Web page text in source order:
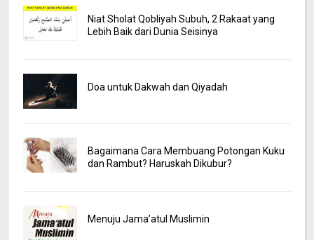
Niat Sholat Qobliyah Subuh, 2 Rakaat yang
Lebih Baik dari Dunia Seisinya
Doa untuk Dakwah dan Qiyadah
Bagaimana Cara Membuang Potongan Kuku
dan Rambut? Haruskah Dikubur?
Menuju Jama’atul Muslimin